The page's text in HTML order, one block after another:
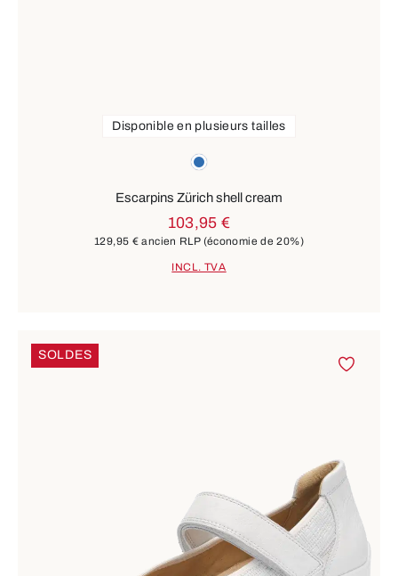
bleu
Disponible en plusieurs tailles
Escarpins Zürich shell cream
103,95 €
129,95 € ancien RLP (économie de 20%)
INCL. TVA
SOLDES